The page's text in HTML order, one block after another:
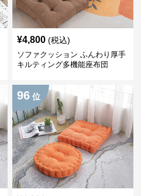
¥4,800 (税込)
ソファクッション ふんわり厚手
キルティング多機能座布団
96 位